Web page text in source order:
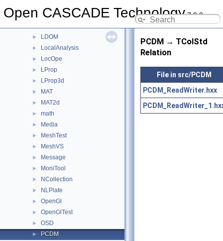
Open CASCADE Technology7.9.0
IVtkVTK
► LDOM
► LocalAnalysis
► LocOpe
► LProp
► LProp3d
► MAT
► MAT2d
► math
► Media
► MeshTest
► MeshVS
► Message
► MoniTool
► NCollection
► NLPlate
► OpenGl
► OpenGlTest
► OSD
► PCDM
PCDM → TColStd
Relation
File in src/PCDM
PCDM_ReadWriter.hxx